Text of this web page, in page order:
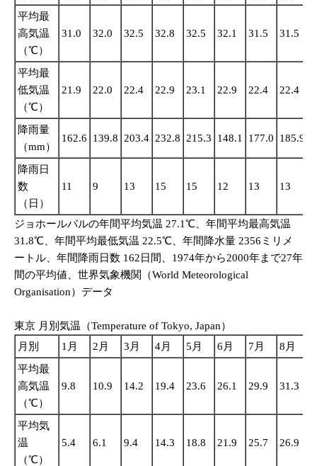
平均最
高気温
（℃）
31.0 32.0 32.5 32.8 32.5 32.1 31.5 31.5
平均最
低気温
（℃）
21.9 22.0 22.4 22.9 23.1 22.9 22.4 22.4
降雨量
（mm）
162.6 139.8 203.4 232.8 215.3 148.1 177.0 185.9
降雨日
数
（日）
11 9 13 15 15 12 13 13
ジョホールバルの年間平均気温 27.1℃、年間平均最高気温
31.8℃、年間平均最低気温 22.5℃、年間降水量 2356ミリメ
ートル、年間降雨日数 162日間、1974年から2000年まで27年
間の平均値、世界気象機関（World Meteorological
Organisation）データ
東京 月別気温（Temperature of Tokyo, Japan）
月別
1月 2月 3月 4月 5月 6月 7月 8月
平均最
高気温
（℃）
9.8 10.9 14.2 19.4 23.6 26.1 29.9 31.3
平均気
温
（℃）
5.4 6.1 9.4 14.3 18.8 21.9 25.7 26.9